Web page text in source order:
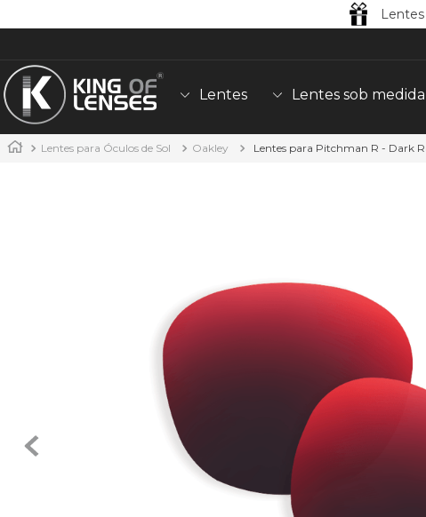
Lentes Lentes sob medida
Lentes para Óculos de Sol Oakley Lentes para Pitchman R - Dark